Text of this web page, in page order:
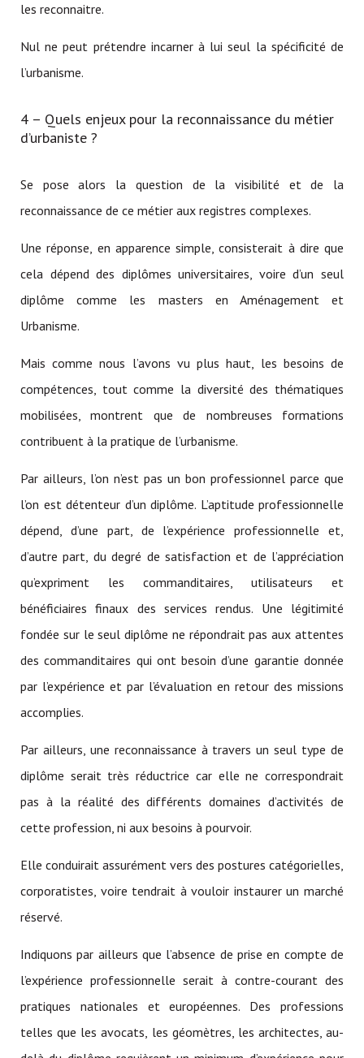
les reconnaitre.
Nul ne peut prétendre incarner à lui seul la spécificité de
l’urbanisme.
4 – Quels enjeux pour la reconnaissance du métier
d’urbaniste ?
Se pose alors la question de la visibilité et de la
reconnaissance de ce métier aux registres complexes.
Une réponse, en apparence simple, consisterait à dire que
cela dépend des diplômes universitaires, voire d’un seul
diplôme comme les masters en Aménagement et
Urbanisme.
Mais comme nous l’avons vu plus haut, les besoins de
compétences, tout comme la diversité des thématiques
mobilisées, montrent que de nombreuses formations
contribuent à la pratique de l’urbanisme.
Par ailleurs, l’on n’est pas un bon professionnel parce que
l’on est détenteur d’un diplôme. L’aptitude professionnelle
dépend, d’une part, de l’expérience professionnelle et,
d’autre part, du degré de satisfaction et de l’appréciation
qu’expriment les commanditaires, utilisateurs et
bénéficiaires finaux des services rendus. Une légitimité
fondée sur le seul diplôme ne répondrait pas aux attentes
des commanditaires qui ont besoin d’une garantie donnée
par l’expérience et par l’évaluation en retour des missions
accomplies.
Par ailleurs, une reconnaissance à travers un seul type de
diplôme serait très réductrice car elle ne correspondrait
pas à la réalité des différents domaines d’activités de
cette profession, ni aux besoins à pourvoir.
Elle conduirait assurément vers des postures catégorielles,
corporatistes, voire tendrait à vouloir instaurer un marché
réservé.
Indiquons par ailleurs que l’absence de prise en compte de
l’expérience professionnelle serait à contre-courant des
pratiques nationales et européennes. Des professions
telles que les avocats, les géomètres, les architectes, au-